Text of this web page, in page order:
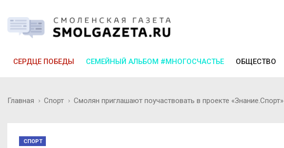
СЕРДЦЕ ПОБЕДЫ СЕМЕЙНЫЙ АЛЬБОМ #МНОГОСЧАСТЬЕ ОБЩЕСТВО
Главная Спорт Смолян приглашают поучаствовать в проекте «Знание.Спорт»
СПОРТ